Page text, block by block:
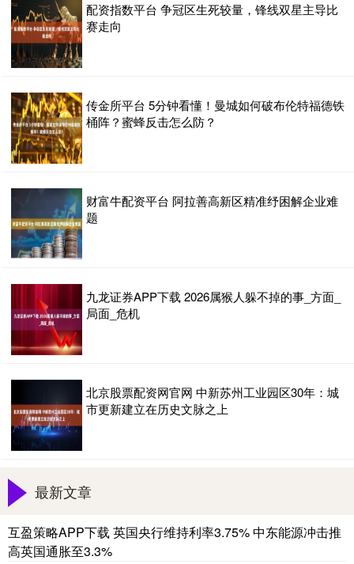
配资指数平台 争冠区生死较量，锋线双星主导比
赛走向
传金所平台 5分钟看懂！曼城如何破布伦特福德铁
桶阵？蜜蜂反击怎么防？
财富牛配资平台 阿拉善高新区精准纾困解企业难
题
九龙证券APP下载 2026属猴人躲不掉的事_方面_
局面_危机
北京股票配资网官网 中新苏州工业园区30年：城
市更新建立在历史文脉之上
最新文章
互盈策略APP下载 英国央行维持利率3.75% 中东能源冲击推
高英国通胀至3.3%